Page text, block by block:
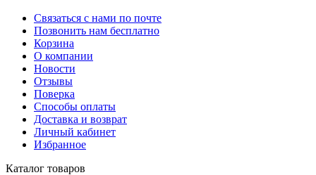
Связаться с нами по почте
Позвонить нам бесплатно
Корзина
О компании
Новости
Отзывы
Поверка
Способы оплаты
Доставка и возврат
Личный кабинет
Избранное
Каталог товаров